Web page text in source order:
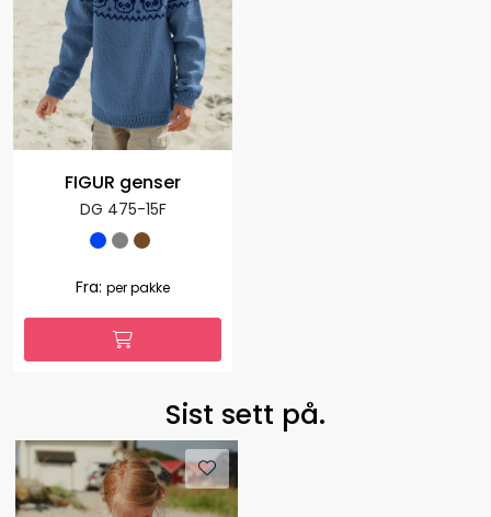
FIGUR genser
DG 475-15F
Fra: per pakke
Sist sett på.